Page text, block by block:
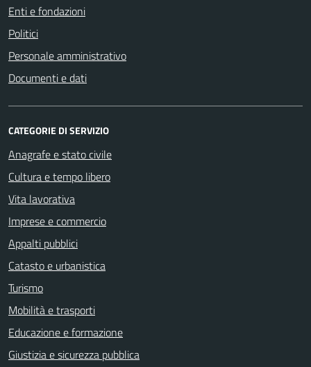
Enti e fondazioni
Politici
Personale amministrativo
Documenti e dati
CATEGORIE DI SERVIZIO
Anagrafe e stato civile
Cultura e tempo libero
Vita lavorativa
Imprese e commercio
Appalti pubblici
Catasto e urbanistica
Turismo
Mobilità e trasporti
Educazione e formazione
Giustizia e sicurezza pubblica